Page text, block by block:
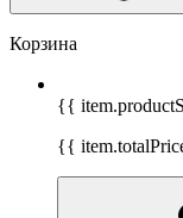
Корзина
{{
{{